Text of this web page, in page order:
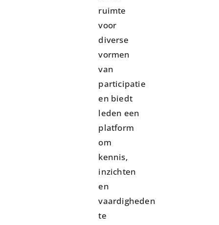
ruimte
voor
diverse
vormen
van
participatie
en biedt
leden een
platform
om
kennis,
inzichten
en
vaardigheden
te